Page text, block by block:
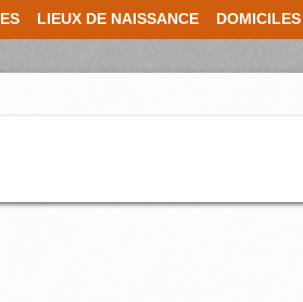
LIEUX DE NAISSANCE DOMICILES